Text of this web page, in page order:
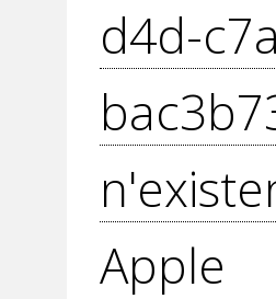
d4d-